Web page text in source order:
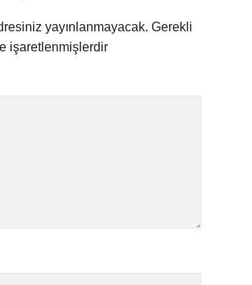
yayınlanmayacak. Gerekli
işaretlenmişlerdir